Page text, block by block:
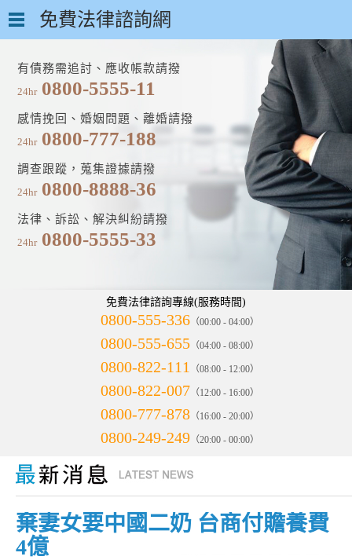
免費法律諮詢網
有債務需追討、應收帳款請撥
24hr 0800-5555-11
感情挽回、婚姻問題、離婚請撥
24hr 0800-777-188
調查跟蹤，蒐集證據請撥
24hr 0800-8888-36
法律、訴訟、解決糾紛請撥
24hr 0800-5555-33
免費法律諮詢專線(服務時間)
0800-555-336 （00:00 - 04:00）
0800-555-655 （04:00 - 08:00）
0800-822-111 （08:00 - 12:00）
0800-822-007 （12:00 - 16:00）
0800-777-878 （16:00 - 20:00）
0800-249-249 （20:00 - 00:00）
棄妻女要中國二奶 台商付贍養費
4億